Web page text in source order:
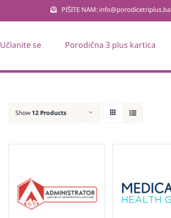
PIŠITE NAM: info@porodicetriplus.ba
Učlanite se Porodična 3 plus kartica
Show 12 Products